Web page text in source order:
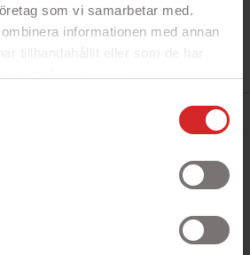
som vi samarbetar med.
informationen med annan
tillhandahållit eller som de har